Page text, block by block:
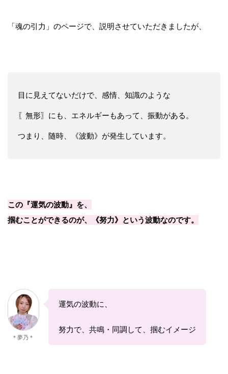
「魂の引力」のページで、説明させていただきましたが、
目に見えてないだけで、感情、知識のような
〖無形〗にも、エネルギーもあって、振動がある。
つまり、随時、《波動》が発生しています。
この『運気の波動』を、
掴むことができるのが、《努力》という波動なのです。
＊夢乃＊
運気の波動に、
努力で、共鳴・同調して、掴むイメージ